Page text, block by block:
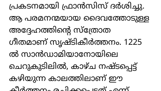
പ്രകടനമായി ഫ്രാന്‍സിസ് ദര്‍ശിച്ചു.
ആ പരമനന്മയായ ദൈവത്തോടുള്ള
അദ്ദേഹത്തിന്‍റെ സ്ത്രോത
ഗീതമാണ് സൃഷ്ടികീര്‍ത്തനം. 1225
ല്‍ സാന്‍ഡാമിയാനോയിലെ
ചെറുകുടിലില്‍, കാഴ്ച നഷ്ടപ്പെട്ട്
കഴിയുന്ന കാലത്തിലാണ് ഈ